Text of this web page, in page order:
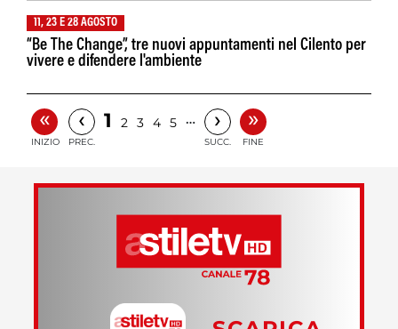
11, 23 E 28 AGOSTO
“Be The Change”, tre nuovi appuntamenti nel Cilento per
vivere e difendere l'ambiente
«
INIZIO
‹
PREC.
1 2 3 4 5 … ›
SUCC.
»
FINE